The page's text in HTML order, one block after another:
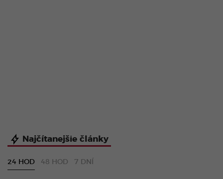
Najčítanejšie články
24 HOD 48 HOD 7 DNÍ